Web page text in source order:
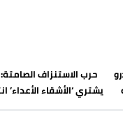
حرب الاستنزاف
يشتري ‘الأشقاء الأعداء’